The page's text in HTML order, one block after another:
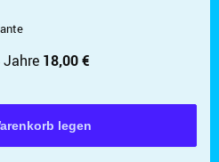
Jahre 18,00 €